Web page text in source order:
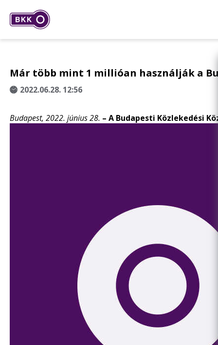
Már több mint 1 millióan használják a
2022.06.28. 12:56
Budapest, 2022. június 28. – A Budapesti Közlekedési